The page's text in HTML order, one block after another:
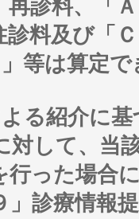
診料、「
料及び「
等は算定で
る紹介に基
対して、当
行った場合
」診療情報